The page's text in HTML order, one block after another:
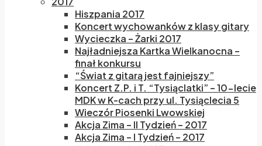
Hiszpania 2017
Koncert wychowanków z klasy gitary
Wycieczka – Żarki 2017
Najładniejsza Kartka Wielkanocna –
finał konkursu
“Świat z gitarą jest fajniejszy”
Koncert Z.P. i T. “Tysiąclatki” – 10-lecie
MDK w K-cach przy ul. Tysiąclecia 5
Wieczór Piosenki Lwowskiej
Akcja Zima – II Tydzień – 2017
Akcja Zima – I Tydzień – 2017